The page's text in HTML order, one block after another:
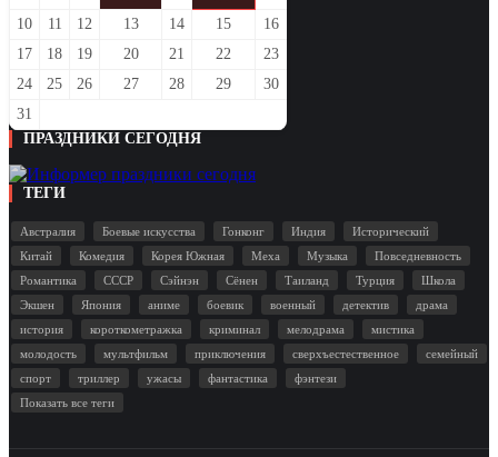
10 11 12 13 14 15
16
17
18 19 20 21 22
23
24
25 26 27 28 29
30
31
ПРАЗДНИКИ СЕГОДНЯ
ТЕГИ
Австралия Боевые искусства Гонконг Индия
Исторический
Китай
Комедия Корея Южная Меха Музыка
Повседневность
Романтика
СССР Сэйнэн Сёнен Таиланд Турция
Школа
Экшен
Япония аниме боевик военный детектив
драма
история
короткометражка криминал мелодрама
мистика
молодость
мультфильм приключения сверхъестественное
семейный
спорт
триллер ужасы фантастика
фэнтези
Показать все теги